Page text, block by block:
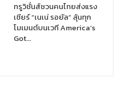
ทรูวิชั่นส์ชวนคนไทยส่งแรง
เชียร์ “เนเน่ รอยัล” ลุ้นทุก
โมเมนต์บนเวที America’s
Got…